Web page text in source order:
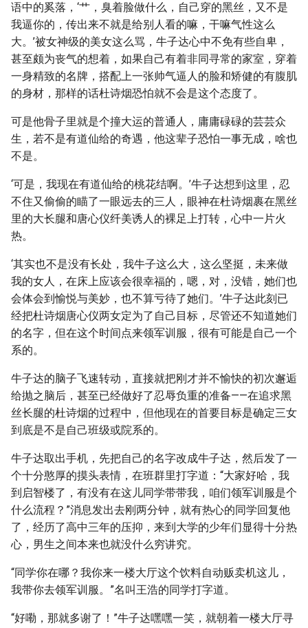
语中的奚落，‘艹，臭着脸做什么，自己穿的黑丝，又不是
我逼你的，传出来不就是给别人看的嘛，干嘛气性这么
大。’被女神级的美女这么骂，牛子达心中不免有些自卑，
甚至颇为丧气的想着，如果自己有着非同寻常的家室，穿着
一身精致的名牌，搭配上一张帅气逼人的脸和矫健的有腹肌
的身材，那样的话杜诗烟恐怕就不会是这个态度了。
可是他骨子里就是个撞大运的普通人，庸庸碌碌的芸芸众
生，若不是有道仙给的奇遇，他这辈子恐怕一事无成，啥也
不是。
‘可是，我现在有道仙给的桃花结啊。’牛子达想到这里，忍
不住又偷偷的瞄了一眼远去的三人，眼神在杜诗烟裹在黑丝
里的大长腿和唐心仪纤美诱人的裸足上打转，心中一片火
热。
‘其实也不是没有长处，我牛子这么大，这么坚挺，未来做
我的女人，在床上应该会很幸福的，嗯，对，没错，她们也
会体会到愉悦与美妙，也不算亏待了她们。’牛子达此刻已
经把杜诗烟唐心仪两女定为了自己目标，尽管还不知道她们
的名字，但在这个时间点来领军训服，很有可能是自己一个
系的。
牛子达的脑子飞速转动，直接就把刚才并不愉快的初次邂逅
给抛之脑后，甚至已经做好了忍辱负重的准备——在追求黑
丝长腿的杜诗烟的过程中，但他现在的首要目标是确定三女
到底是不是自己班级或院系的。
牛子达取出手机，先把自己的名字改成牛子达，然后发了一
个十分憨厚的摸头表情，在班群里打字道：“大家好哈，我
到启智楼了，有没有在这儿同学带带我，咱们领军训服是个
什么流程？”消息发出去刚两分钟，就有热心的同学回复他
了，经历了高中三年的压抑，来到大学的少年们显得十分热
心，男生之间本来也就没什么穷讲究。
“同学你在哪？我你来一楼大厅这个饮料自动贩卖机这儿，
我带你去领军训服。”名叫王浩的同学打字道。
“好嘞，那就多谢了！”牛子达嘿嘿一笑，就朝着一楼大厅寻